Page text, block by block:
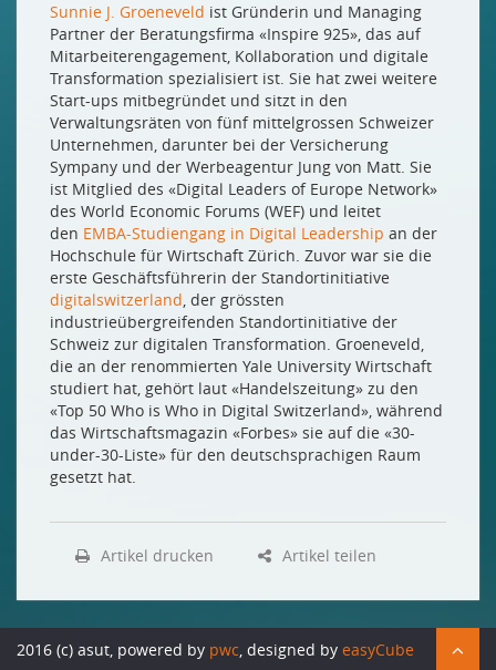
Sunnie J. Groeneveld ist Gründerin und Managing
Partner der Beratungsfirma «Inspire 925», das auf
Mitarbeiterengagement, Kollaboration und digitale
Transformation spezialisiert ist. Sie hat zwei weitere
Start-ups mitbegründet und sitzt in den
Verwaltungsräten von fünf mittelgrossen Schweizer
Unternehmen, darunter bei der Versicherung
Sympany und der Werbeagentur Jung von Matt. Sie
ist Mitglied des «Digital Leaders of Europe Network»
des World Economic Forums (WEF) und leitet
den EMBA-Studiengang in Digital Leadership an der
Hochschule für Wirtschaft Zürich. Zuvor war sie die
erste Geschäftsführerin der Standortinitiative
digitalswitzerland, der grössten
industrieübergreifenden Standortinitiative der
Schweiz zur digitalen Transformation. Groeneveld,
die an der renommierten Yale University Wirtschaft
studiert hat, gehört laut «Handelszeitung» zu den
«Top 50 Who is Who in Digital Switzerland», während
das Wirtschaftsmagazin «Forbes» sie auf die «30-
under-30-Liste» für den deutschsprachigen Raum
gesetzt hat.
Artikel drucken Artikel teilen
2016 (c) asut, powered by pwc, designed by easyCube